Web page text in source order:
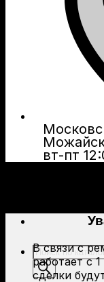
вт-пт
Поиск
товаров
В связи с
работает с
сделки